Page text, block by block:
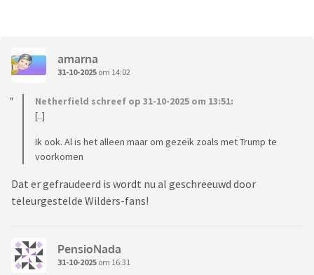
amarna
31-10-2025 om 14:02
Netherfield schreef op 31-10-2025 om 13:51:
[..]
Ik ook. Al is het alleen maar om gezeik zoals met Trump te
voorkomen
Dat er gefraudeerd is wordt nu al geschreeuwd door
teleurgestelde Wilders-fans!
PensioNada
31-10-2025 om 16:31